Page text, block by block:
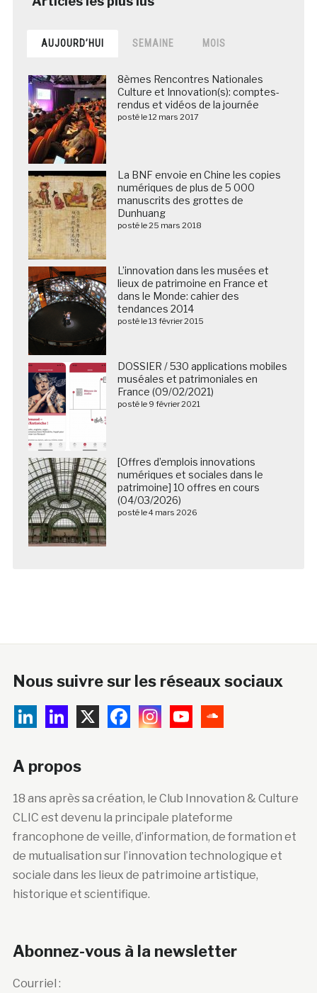
AUJOURD’HUI SEMAINE MOIS
8èmes Rencontres Nationales
Culture et Innovation(s): comptes-
rendus et vidéos de la journée
posté le 12 mars 2017
La BNF envoie en Chine les copies
numériques de plus de 5 000
manuscrits des grottes de
Dunhuang
posté le 25 mars 2018
L’innovation dans les musées et
lieux de patrimoine en France et
dans le Monde: cahier des
tendances 2014
posté le 13 février 2015
DOSSIER / 530 applications mobiles
muséales et patrimoniales en
France (09/02/2021)
posté le 9 février 2021
[Offres d’emplois innovations
numériques et sociales dans le
patrimoine] 10 offres en cours
(04/03/2026)
posté le 4 mars 2026
Nous suivre sur les réseaux sociaux
A propos
18 ans après sa création, le Club Innovation & Culture
CLIC est devenu la principale plateforme
francophone de veille, d’information, de formation et
de mutualisation sur l’innovation technologique et
sociale dans les lieux de patrimoine artistique,
historique et scientifique.
Abonnez-vous à la newsletter
Courriel :